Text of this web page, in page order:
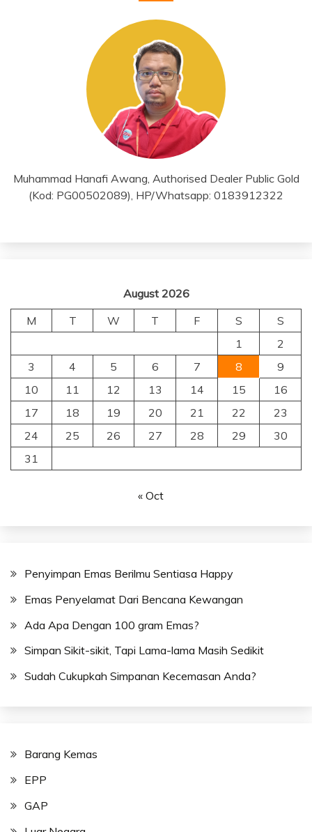
Muhammad Hanafi Awang, Authorised Dealer Public Gold
(Kod: PG00502089), HP/Whatsapp: 0183912322
August 2026
M
T W T F S
S
1
2
3
4 5 6 7 8
9
10
11 12 13 14 15
16
17
18 19 20 21 22
23
24
25 26 27 28 29
30
31
« Oct
Penyimpan Emas Berilmu Sentiasa Happy
Emas Penyelamat Dari Bencana Kewangan
Ada Apa Dengan 100 gram Emas?
Simpan Sikit-sikit, Tapi Lama-lama Masih Sedikit
Sudah Cukupkah Simpanan Kecemasan Anda?
Barang Kemas
EPP
GAP